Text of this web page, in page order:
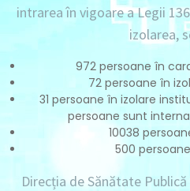
intrarea în vigoare a Legii
izolarea,
972 persoane în
72 persoane în
31 persoane în izolare
persoane sunt
10038
500
Direcția de Sănătate